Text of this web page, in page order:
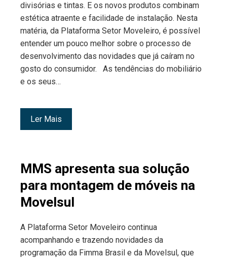
divisórias e tintas. E os novos produtos combinam
estética atraente e facilidade de instalação. Nesta
matéria, da Plataforma Setor Moveleiro, é possível
entender um pouco melhor sobre o processo de
desenvolvimento das novidades que já caíram no
gosto do consumidor. As tendências do mobiliário
e os seus…
Ler Mais
MMS apresenta sua solução
para montagem de móveis na
Movelsul
A Plataforma Setor Moveleiro continua
acompanhando e trazendo novidades da
programação da Fimma Brasil e da Movelsul, que